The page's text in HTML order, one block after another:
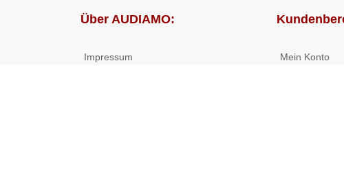
Über AUDIAMO:
Impressum
Mein Konto